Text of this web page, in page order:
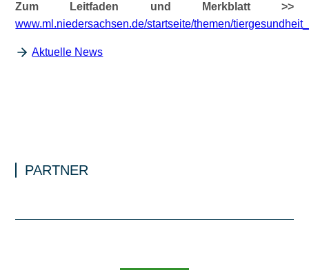
Zum Leitfaden und Merkblatt >>
www.ml.niedersachsen.de/startseite/themen/
Aktuelle News
PARTNER